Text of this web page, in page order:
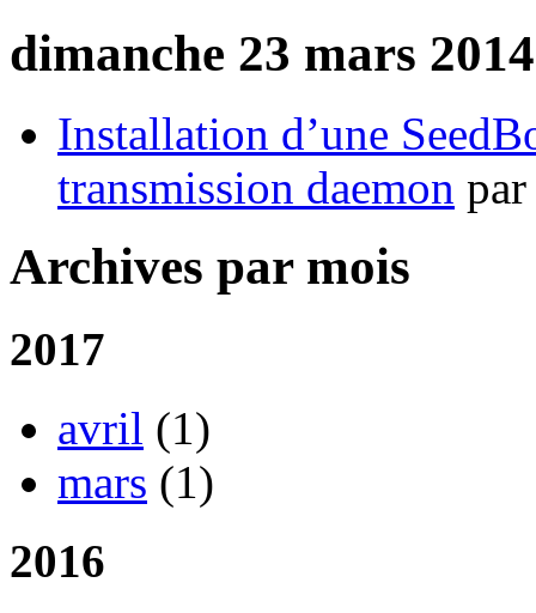
dimanche 23 mars 2014
Installation d’une
transmission daemon
Archives par mois
2017
avril (1)
mars (1)
2016